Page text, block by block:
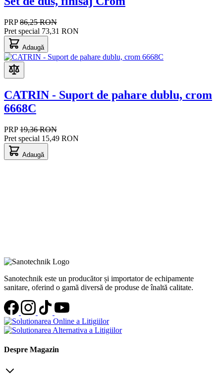
PRP 86,25 RON
Pret special 73,31 RON
Adaugă
CATRIN - Suport de pahare dublu, crom
6668C
PRP 19,36 RON
Pret special 15,49 RON
Adaugă
Sanotechnik este un producător și importator de echipamente
sanitare, oferind o gamă diversă de produse de înaltă calitate.
Despre Magazin